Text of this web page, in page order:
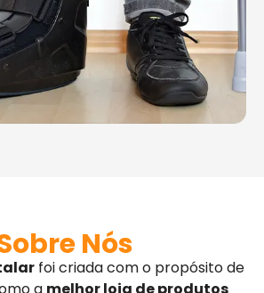
Nós
foi criada com o propósito de